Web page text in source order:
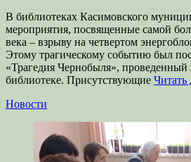
В библиотеках Касимовского
мероприятия, посвященные самой
века – взрыву на четвертом
Этому трагическому событию был
«Трагедия Чернобыля», проведенный
библиотеке. Присутствующие
Категории
Новости